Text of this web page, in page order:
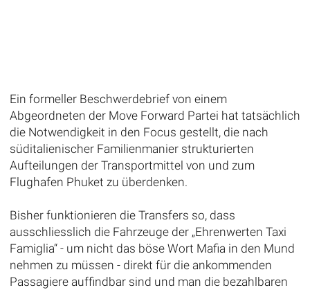
Ein formeller Beschwerdebrief von einem
Abgeordneten der Move Forward Partei hat tatsächlich
die Notwendigkeit in den Focus gestellt, die nach
süditalienischer Familienmanier strukturierten
Aufteilungen der Transportmittel von und zum
Flughafen Phuket zu überdenken.
Bisher funktionieren die Transfers so, dass
ausschliesslich die Fahrzeuge der „Ehrenwerten Taxi
Famiglia“ - um nicht das böse Wort Mafia in den Mund
nehmen zu müssen - direkt für die ankommenden
Passagiere auffindbar sind und man die bezahlbaren